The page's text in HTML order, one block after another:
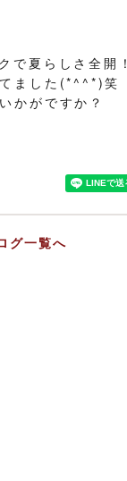
で夏らしさ全開！
ました(*^^*)笑
かがですか？
グ一覧へ